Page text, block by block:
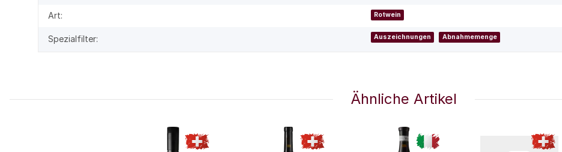
Art: Rotwein
Spezialfilter: Auszeichnungen Abnahmemenge
Ähnliche Artikel